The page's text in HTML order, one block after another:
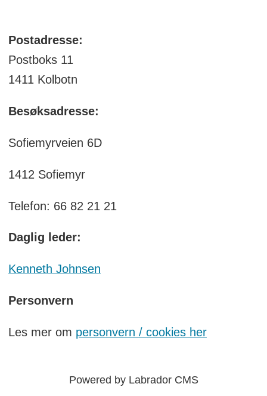
Postadresse:
Postboks 11
1411 Kolbotn
Besøksadresse:
Sofiemyrveien 6D
1412 Sofiemyr
Telefon: 66 82 21 21
Daglig leder:
Kenneth Johnsen
Personvern
Les mer om personvern / cookies her
Powered by Labrador CMS